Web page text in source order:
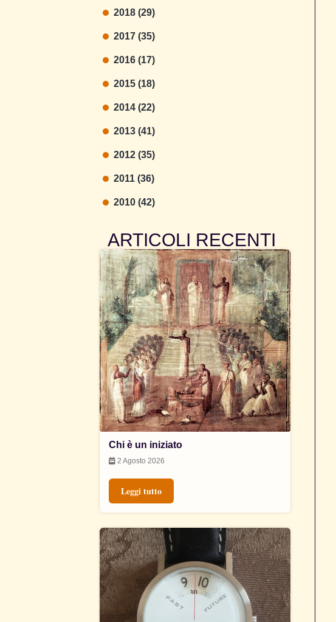
2018 (29)
2017 (35)
2016 (17)
2015 (18)
2014 (22)
2013 (41)
2012 (35)
2011 (36)
2010 (42)
ARTICOLI RECENTI
Chi è un iniziato
2 Agosto 2026
Leggi tutto